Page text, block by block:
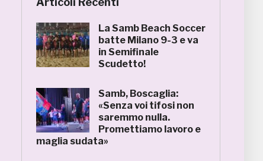
La Samb Beach Soccer
batte Milano 9-3 e va
in Semifinale
Scudetto!
Samb, Boscaglia:
«Senza voi tifosi non
saremmo nulla.
Promettiamo lavoro e
maglia sudata»